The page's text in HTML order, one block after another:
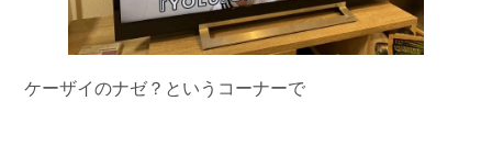
ケーザイのナゼ？というコーナーで